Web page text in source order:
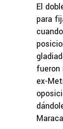
El
para
fueron
ex-